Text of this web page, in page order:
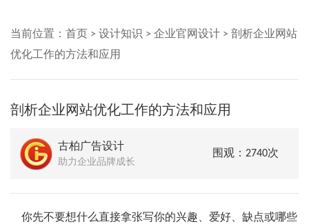
当前位置： 首页 > 设计知识 > 企业官网设计 > 剖析企业网站
优化工作的方法和应用
剖析企业网站优化工作的方法和应用
古柏广告设计
助力企业品牌成长
围观：2740次
你先不要想什么直接拿张写你的兴趣、爱好、缺点或哪些